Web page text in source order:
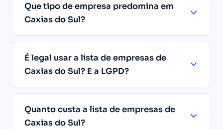
Que tipo de empresa predomina em
Caxias do Sul?
É legal usar a lista de empresas de
Caxias do Sul? E a LGPD?
Quanto custa a lista de empresas de
Caxias do Sul?